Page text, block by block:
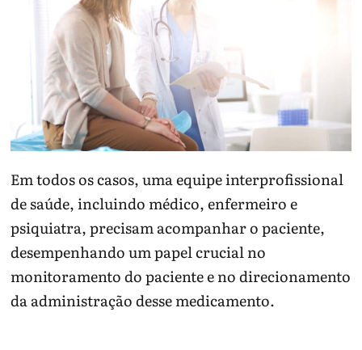
Em todos os casos, uma equipe interprofissional
de saúde, incluindo médico, enfermeiro e
psiquiatra, precisam acompanhar o paciente,
desempenhando um papel crucial no
monitoramento do paciente e no direcionamento
da administração desse medicamento.